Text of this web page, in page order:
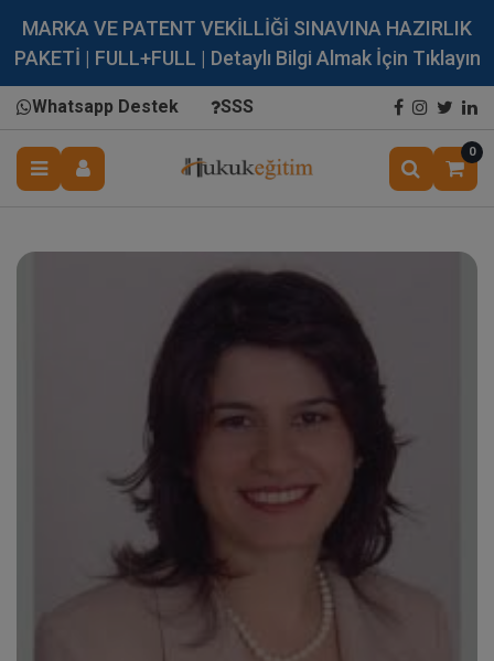
MARKA VE PATENT VEKİLLİĞİ SINAVINA HAZIRLIK
PAKETİ | FULL+FULL | Detaylı Bilgi Almak İçin Tıklayın
Whatsapp Destek SSS
0